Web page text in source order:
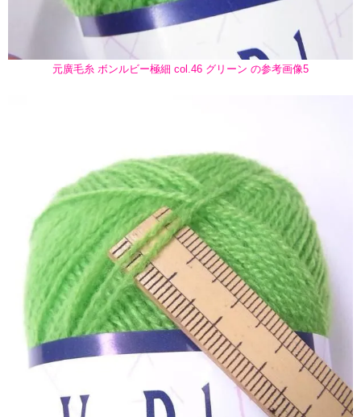
元廣毛糸 ボンルビー極細 col.46 グリーン の参考画像5